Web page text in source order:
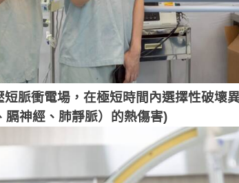
短脈衝電場，在極短時間內選擇性破壞
膈神經、肺靜脈）的熱傷害)